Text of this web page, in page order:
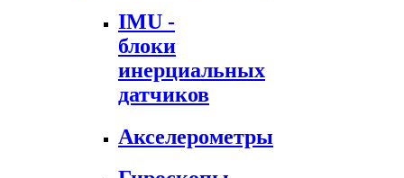
IMU -
блоки
инерциальных
датчиков
Акселерометры